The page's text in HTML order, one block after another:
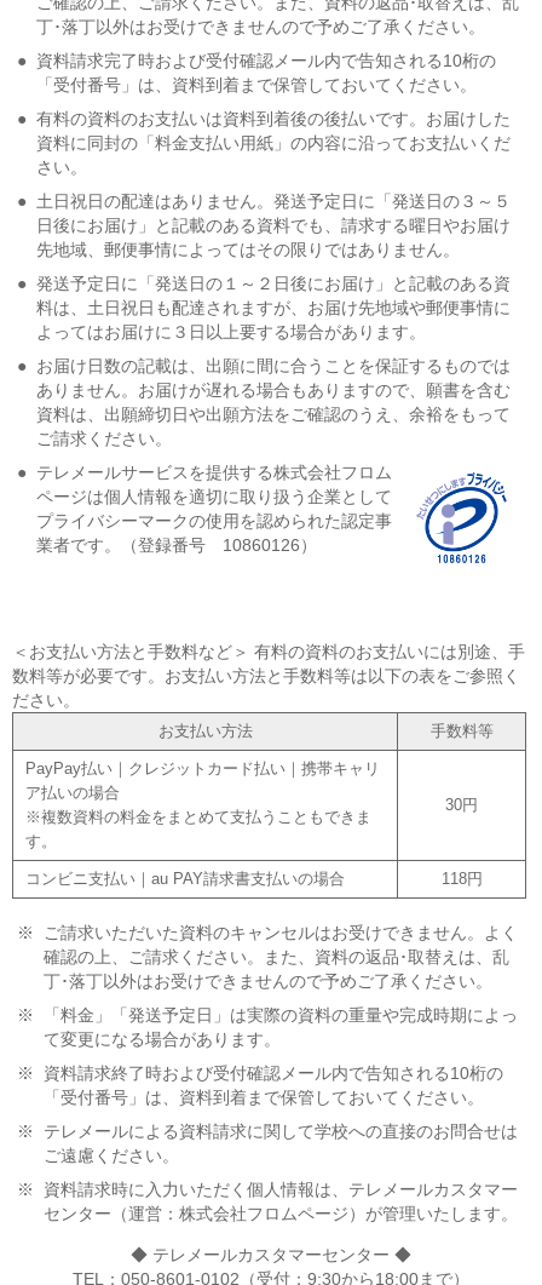
丁･落丁以外はお受けできませんので予めご了承ください。
● 資料請求完了時および受付確認メール内で告知される10桁の
「受付番号」は、資料到着まで保管しておいてください。
● 有料の資料のお支払いは資料到着後の後払いです。お届けした
資料に同封の「料金支払い用紙」の内容に沿ってお支払いくだ
さい。
● 土日祝日の配達はありません。発送予定日に「発送日の３～５
日後にお届け」と記載のある資料でも、請求する曜日やお届け
先地域、郵便事情によってはその限りではありません。
● 発送予定日に「発送日の１～２日後にお届け」と記載のある資
料は、土日祝日も配達されますが、お届け先地域や郵便事情に
よってはお届けに３日以上要する場合があります。
● お届け日数の記載は、出願に間に合うことを保証するものでは
ありません。お届けが遅れる場合もありますので、願書を含む
資料は、出願締切日や出願方法をご確認のうえ、余裕をもって
ご請求ください。
● テレメールサービスを提供する株式会社フロム
ページは個人情報を適切に取り扱う企業として
プライバシーマークの使用を認められた認定事
業者です。（登録番号 10860126）
＜お支払い方法と手数料など＞ 有料の資料のお支払いには別途、手
数料等が必要です。お支払い方法と手数料等は以下の表をご参照く
ださい。
お支払い方法 手数料等
PayPay払い｜クレジットカード払い｜携帯キャリ
ア払いの場合
※複数資料の料金をまとめて支払うこともできま
す。
30円
コンビニ支払い｜au PAY請求書支払いの場合 118円
※
ご請求いただいた資料のキャンセルはお受けできません。よく
確認の上、ご請求ください。また、資料の返品･取替えは、乱
丁･落丁以外はお受けできませんので予めご了承ください。
※
「料金」「発送予定日」は実際の資料の重量や完成時期によっ
て変更になる場合があります。
※
資料請求終了時および受付確認メール内で告知される10桁の
「受付番号」は、資料到着まで保管しておいてください。
※
テレメールによる資料請求に関して学校への直接のお問合せは
ご遠慮ください。
※
資料請求時に入力いただく個人情報は、テレメールカスタマー
センター（運営：株式会社フロムページ）が管理いたします。
◆ テレメールカスタマーセンター ◆
TEL：050-8601-0102（受付：9:30から18:00まで）